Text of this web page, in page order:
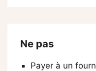
Ne pas
Payer à un